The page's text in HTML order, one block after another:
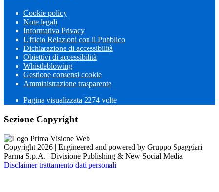
Cookie policy
Note legali
Informativa Privacy
Ufficio Relazioni con il Pubblico
Dichiarazione di accessibilità
Obiettivi di accessibilità
Whistleblowing
Gestione consensi cookie
Amministrazione trasparente
Pagina visualizzata 2274 volte
Sezione Copyright
Copyright 2026 | Engineered and powered by Gruppo Spaggiari
Parma S.p.A. | Divisione Publishing & New Social Media
Disclaimer trattamento dati personali